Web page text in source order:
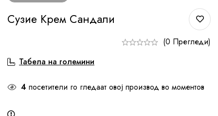
Сузие Крем Сандали
(0 Прегледи)
Табела на големини
4 посетители го гледаат овој производ во моментов